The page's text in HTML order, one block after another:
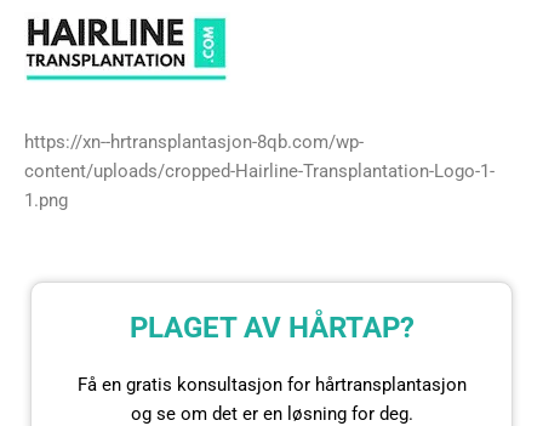
https://xn--hrtransplantasjon-8qb.com/wp-
content/uploads/cropped-Hairline-Transplantation-Logo-1-
1.png
PLAGET AV HÅRTAP?
Få en gratis konsultasjon for hårtransplantasjon
og se om det er en løsning for deg.